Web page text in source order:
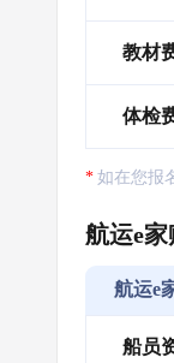
教材
体检
如在您报
航运e家
航运e
船员